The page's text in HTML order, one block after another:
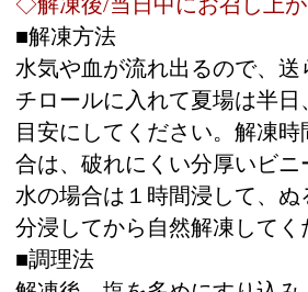
品番：ATW
￥ 1,350-
ご購入数量： ※数量１＝1個